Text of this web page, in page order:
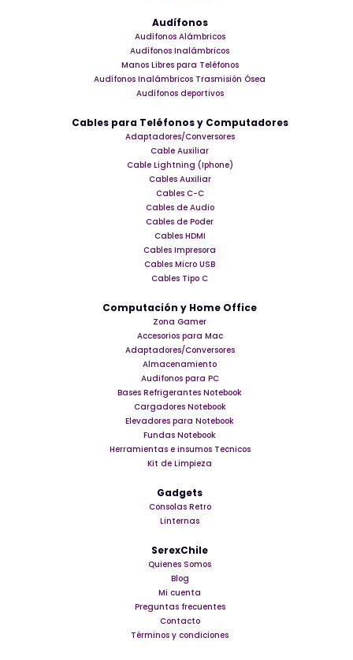
Audífonos
Audífonos Alámbricos
Audífonos Inalámbricos
Manos Libres para Teléfonos
Audífonos Inalámbricos Trasmisión Ósea
Audífonos deportivos
Cables para Teléfonos y Computadores
Adaptadores/Conversores
Cable Auxiliar
Cable Lightning (Iphone)
Cables Auxiliar
Cables C-C
Cables de Audio
Cables de Poder
Cables HDMI
Cables Impresora
Cables Micro USB
Cables Tipo C
Computación y Home Office
Zona Gamer
Accesorios para Mac
Adaptadores/Conversores
Almacenamiento
Audifonos para PC
Bases Refrigerantes Notebook
Cargadores Notebook
Elevadores para Notebook
Fundas Notebook
Herramientas e insumos Tecnicos
Kit de Limpieza
Gadgets
Consolas Retro
Linternas
SerexChile
Quienes Somos
Blog
Mi cuenta
Preguntas frecuentes
Contacto
Términos y condiciones